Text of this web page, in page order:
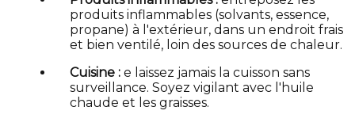
produits inflammables (solvants, essence,
propane) à l'extérieur, dans un endroit frais
et bien ventilé, loin des sources de chaleur.
Cuisine : e laissez jamais la cuisson sans
surveillance. Soyez vigilant avec l'huile
chaude et les graisses.